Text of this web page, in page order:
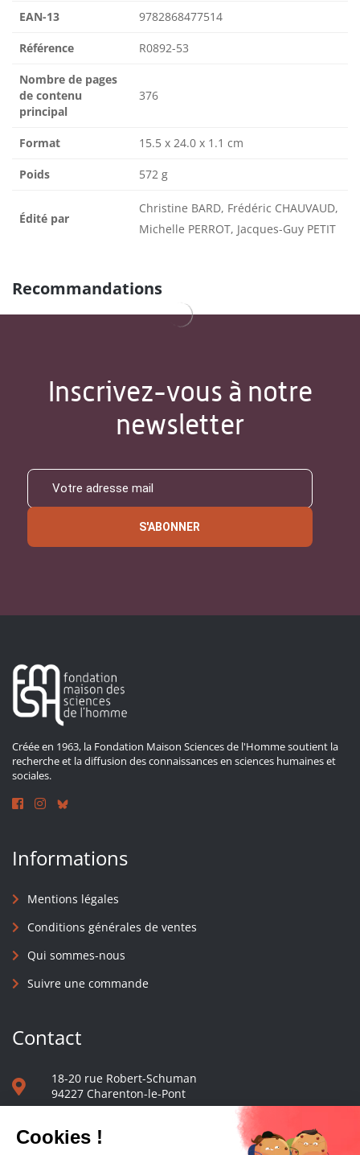
EAN-13 9782868477514
Référence R0892-53
Nombre de pages
de contenu
principal
376
Format 15.5 x 24.0 x 1.1 cm
Poids 572 g
Édité par
Christine BARD, Frédéric CHAUVAUD,
Michelle PERROT, Jacques-Guy PETIT
Recommandations
Inscrivez-vous à notre
newsletter
S'ABONNER
Créée en 1963, la Fondation Maison Sciences de l'Homme soutient la
recherche et la diffusion des connaissances en sciences humaines et
sociales.
Informations
Mentions légales
Conditions générales de ventes
Qui sommes-nous
Suivre une commande
Contact
18-20 rue Robert-Schuman
94227 Charenton-le-Pont